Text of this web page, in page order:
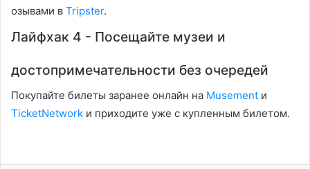
озывами в Tripster.
Лайфхак 4 - Посещайте музеи и
достопримечательности без очередей
Покупайте билеты заранее онлайн на Musement и
TicketNetwork и приходите уже с купленным билетом.